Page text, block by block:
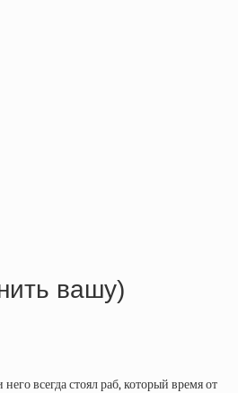
вашу)
всегда стоял раб, который время от